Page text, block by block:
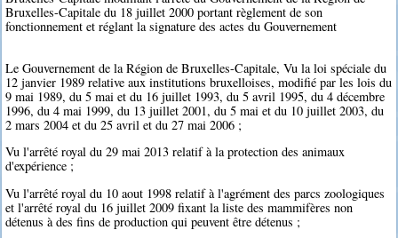
Bruxelles-Capitale du 18 juillet 2000 portant règlement de son
fonctionnement et réglant la signature des actes du Gouvernement
Le Gouvernement de la Région de Bruxelles-Capitale, Vu la loi spéciale du
12 janvier 1989 relative aux institutions bruxelloises, modifié par les lois du
9 mai 1989, du 5 mai et du 16 juillet 1993, du 5 avril 1995, du 4 décembre
1996, du 4 mai 1999, du 13 juillet 2001, du 5 mai et du 10 juillet 2003, du
2 mars 2004 et du 25 avril et du 27 mai 2006 ;
Vu l'arrêté royal du 29 mai 2013 relatif à la protection des animaux
d'expérience ;
Vu l'arrêté royal du 10 aout 1998 relatif à l'agrément des parcs zoologiques
et l'arrêté royal du 16 juillet 2009 fixant la liste des mammifères non
détenus à des fins de production qui peuvent être détenus ;